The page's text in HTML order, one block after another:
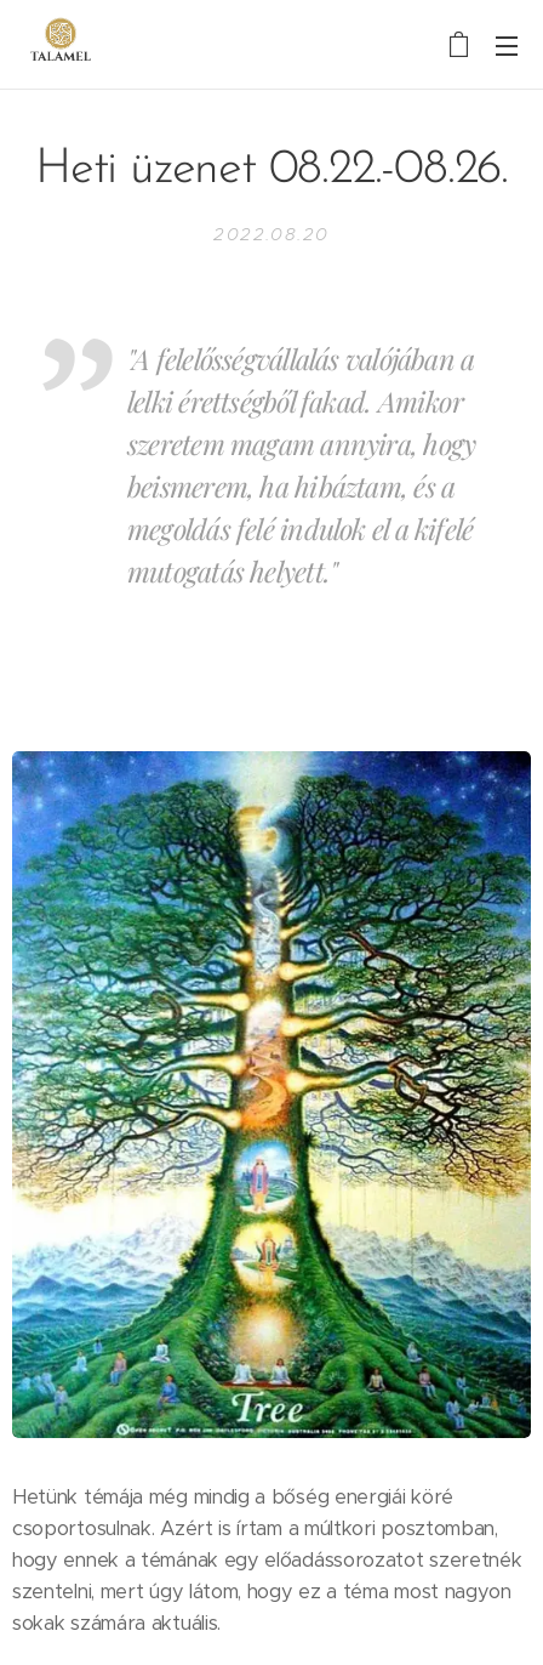
Heti üzenet 08.22.-08.26.
2022.08.20
"A felelősségvállalás valójában a
lelki érettségből fakad. Amikor
szeretem magam annyira, hogy
beismerem, ha hibáztam, és a
megoldás felé indulok el a kifelé
mutogatás helyett."
Hetünk témája még mindig a bőség energiái köré
csoportosulnak. Azért is írtam a múltkori posztomban,
hogy ennek a témának egy előadássorozatot szeretnék
szentelni, mert úgy látom, hogy ez a téma most nagyon
sokak számára aktuális.